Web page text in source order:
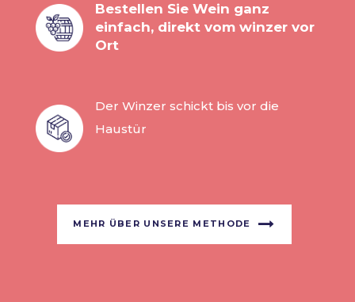
Bestellen Sie Wein ganz
einfach, direkt vom winzer vor
Ort
Der Winzer schickt bis vor die
Haustür
MEHR ÜBER UNSERE METHODE